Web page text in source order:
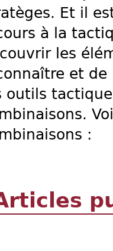
Et il
à la
les
et de
outils
: